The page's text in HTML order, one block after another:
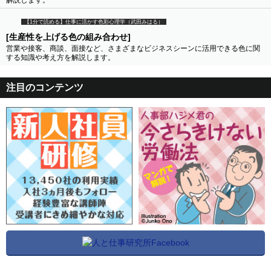
【1分で読める】仕事に活かす色彩心理学（武田みはる）
[生産性を上げる色の組み合わせ]
営業や接客、商談、面接など、さまざまなビジネスシーンに活用できる色に関
する知識や考え方を解説します。
注目のコンテンツ